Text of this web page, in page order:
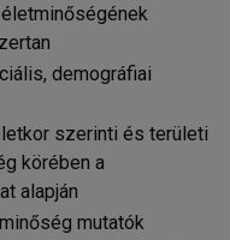
demográfiai
szerinti és területi
körében a
alapján
mutatók